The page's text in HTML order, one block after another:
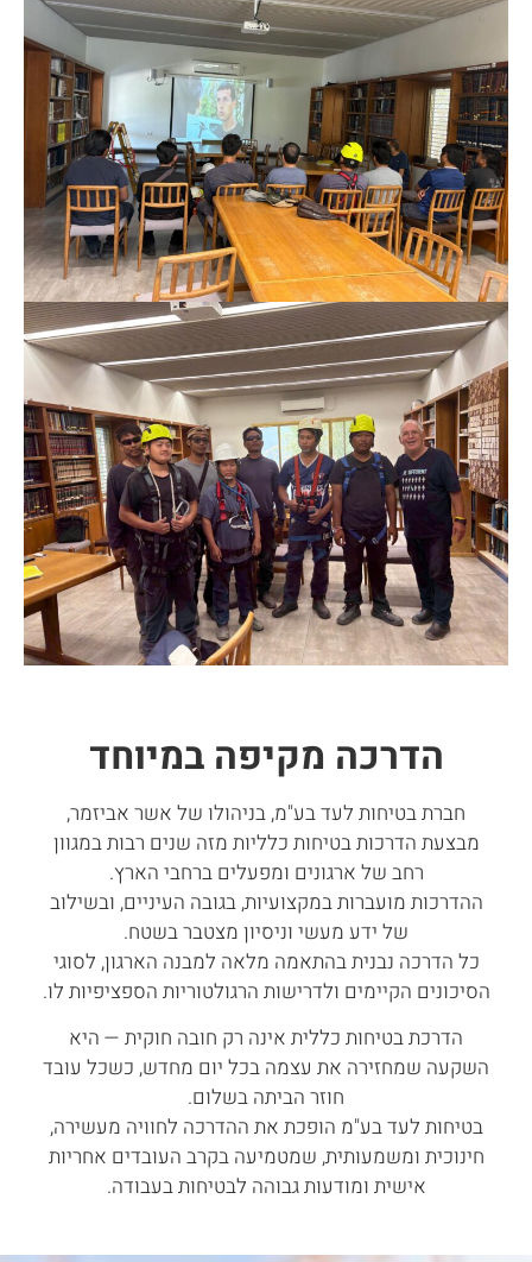
הדרכה מקיפה במיוחד
חברת בטיחות לעד בע"מ, בניהולו של אשר אביזמר,
מבצעת הדרכות בטיחות כלליות מזה שנים רבות במגוון
רחב של ארגונים ומפעלים ברחבי הארץ.
ההדרכות מועברות במקצועיות, בגובה העיניים, ובשילוב
של ידע מעשי וניסיון מצטבר בשטח.
כל הדרכה נבנית בהתאמה מלאה למבנה הארגון, לסוגי
הסיכונים הקיימים ולדרישות הרגולטוריות הספציפיות לו.
הדרכת בטיחות כללית אינה רק חובה חוקית — היא
השקעה שמחזירה את עצמה בכל יום מחדש, כשכל עובד
חוזר הביתה בשלום.
בטיחות לעד בע"מ הופכת את ההדרכה לחוויה מעשירה,
חינוכית ומשמעותית, שמטמיעה בקרב העובדים אחריות
אישית ומודעות גבוהה לבטיחות בעבודה.